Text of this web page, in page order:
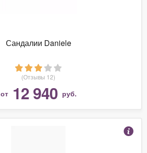
Сандалии Daniele
(Отзывы 12)
от 12 940 руб.